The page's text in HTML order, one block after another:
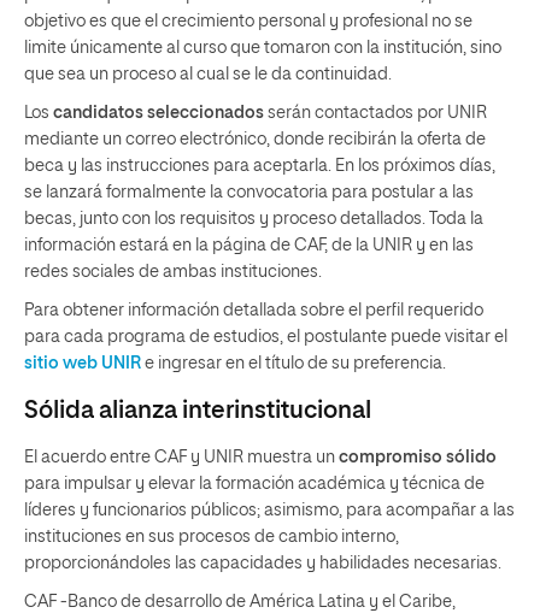
objetivo es que el crecimiento personal y profesional no se
limite únicamente al curso que tomaron con la institución, sino
que sea un proceso al cual se le da continuidad.
Los candidatos seleccionados serán contactados por UNIR
mediante un correo electrónico, donde recibirán la oferta de
beca y las instrucciones para aceptarla. En los próximos días,
se lanzará formalmente la convocatoria para postular a las
becas, junto con los requisitos y proceso detallados. Toda la
información estará en la página de CAF, de la UNIR y en las
redes sociales de ambas instituciones.
Para obtener información detallada sobre el perfil requerido
para cada programa de estudios, el postulante puede visitar el
sitio web UNIR e ingresar en el título de su preferencia.
Sólida alianza interinstitucional
El acuerdo entre CAF y UNIR muestra un compromiso sólido
para impulsar y elevar la formación académica y técnica de
líderes y funcionarios públicos; asimismo, para acompañar a las
instituciones en sus procesos de cambio interno,
proporcionándoles las capacidades y habilidades necesarias.
CAF -Banco de desarrollo de América Latina y el Caribe,